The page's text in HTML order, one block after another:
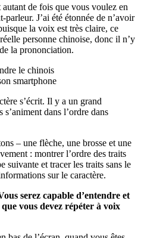
de fois que vous voulez en
J’ai été étonnée de n’avoir
la voix est très claire, ce
personne chinoise, donc il n’y
la prononciation.
smartphone
s’écrit. Il y a un grand
s’animent dans l’ordre dans
– une flèche, une brosse et une
: montrer l’ordre des traits
suivante et tracer les traits sans le
sur le caractère.
serez capable d’entendre et
vous devez répéter à voix